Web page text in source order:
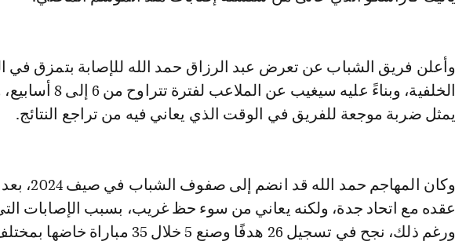
وأعلن فريق الشباب عن تعرض عبد الرزاق حمد الله للإصابة بتمزق في
الخلفية، وبناءً عليه سيغيب عن الملاعب
يمثل ضربة موجعة للفريق في الوقت الذي يعاني فيه من تراجع النتائج.
وكان المهاجم حمد الله قد
عقده مع اتحاد جدة، ولكنه يعاني من سوء حظ غريب، بسبب الإصابات
ورغم ذلك، نجح في تسجيل 26 هدفًا وصنع 5 خلال 35 مباراة خاضها